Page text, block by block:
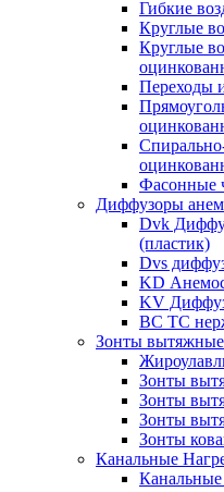
Гибкие
Круглые
Круглые
Переходы
Фасонные
Диффузоры
Dvk
(пластик)
Dvs
KD
KV
ВС ТС
Зонты
Зонты
Зонты
Зонты
Зонты
Канальные
Канальные